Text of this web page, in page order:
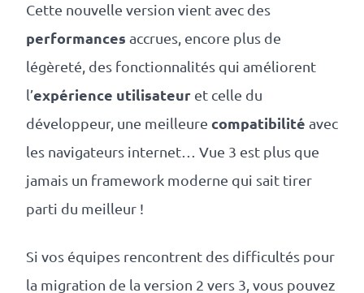
Cette nouvelle version vient avec des
performances accrues, encore plus de
légèreté, des fonctionnalités qui améliorent
l’expérience utilisateur et celle du
développeur, une meilleure compatibilité avec
les navigateurs internet… Vue 3 est plus que
jamais un framework moderne qui sait tirer
parti du meilleur !
Si vos équipes rencontrent des difficultés pour
la migration de la version 2 vers 3, vous pouvez